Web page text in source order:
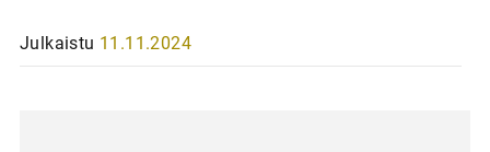
Julkaistu 11.11.2024